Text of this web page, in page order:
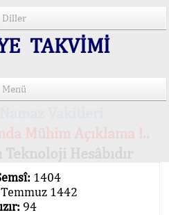
Diller
TAKVİMİ
Menü
1404
1442
94